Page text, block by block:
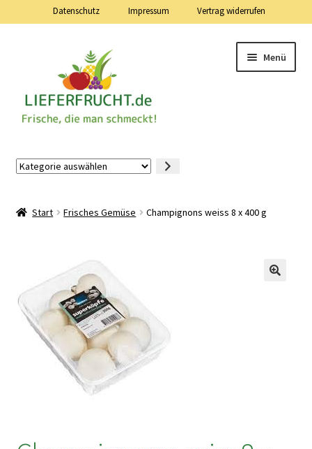
Datenschutz Impressum Vertrag widerrufen
Menü
Vertrag widerrufen
Kategorie
Start Frisches Gemüse Champignons weiss 8 x 400 g